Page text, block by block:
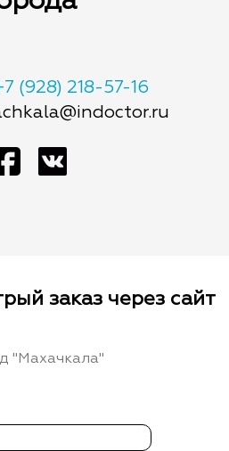
(928) 218-57-16
заказ через сайт
"Махачкала"